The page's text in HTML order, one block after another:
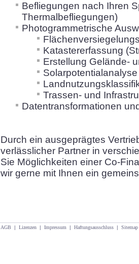
Befliegungen nach Ihren
Thermalbefliegungen)
Photogrammetrische
Katastererfassung
Erstellung Gelände-
Solarpotentialanalyse
Trassen- und
Datentransformationen
Durch ein ausgeprägtes
verlässlicher Partner in
Sie Möglichkeiten einer Co-
wir gerne mit Ihnen ein
AGB | Lizenzen | Impressum | Haftungsausschluss | Sitemap